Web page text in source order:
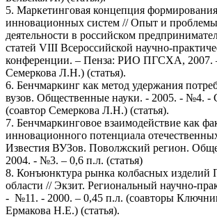
5. Маркетинговая концепция
инновационных систем // Опыт и
деятельности в российском
статей VIII Всероссийской научно-
конференции. – Пенза: РИО ПГСХА, 2007.
Семеркова Л.Н.) (статья).
6. Бенчмаркинг как метод удержания
вузов. Общественные науки. - 2005. - №4. -
(соавтор Семеркова Л.Н.) (статья).
7. Бенчмаркинговое взаимодействие как
инновационного потенциала
Известия ВУЗов. Поволжский регион.
2004. - №3. – 0,6 п.л. (статья)
8. Конъюнктура рынка колбасных изделий
области // Экзит. Региональный научно-
- №11. - 2000. – 0,45 п.л. (соавторы
Ермакова Н.Е.) (статья).